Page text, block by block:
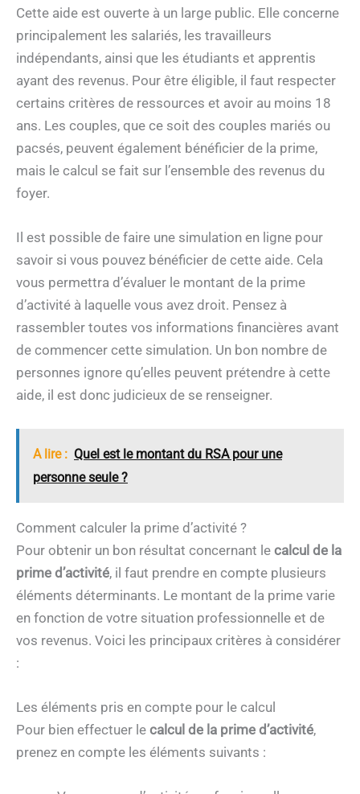
Cette aide est ouverte à un large public. Elle concerne
principalement les salariés, les travailleurs
indépendants, ainsi que les étudiants et apprentis
ayant des revenus. Pour être éligible, il faut respecter
certains critères de ressources et avoir au moins 18
ans. Les couples, que ce soit des couples mariés ou
pacsés, peuvent également bénéficier de la prime,
mais le calcul se fait sur l’ensemble des revenus du
foyer.
Il est possible de faire une simulation en ligne pour
savoir si vous pouvez bénéficier de cette aide. Cela
vous permettra d’évaluer le montant de la prime
d’activité à laquelle vous avez droit. Pensez à
rassembler toutes vos informations financières avant
de commencer cette simulation. Un bon nombre de
personnes ignore qu’elles peuvent prétendre à cette
aide, il est donc judicieux de se renseigner.
A lire : Quel est le montant du RSA pour une
personne seule ?
Comment calculer la prime d’activité ?
Pour obtenir un bon résultat concernant le calcul de la
prime d’activité, il faut prendre en compte plusieurs
éléments déterminants. Le montant de la prime varie
en fonction de votre situation professionnelle et de
vos revenus. Voici les principaux critères à considérer
:
Les éléments pris en compte pour le calcul
Pour bien effectuer le calcul de la prime d’activité,
prenez en compte les éléments suivants :